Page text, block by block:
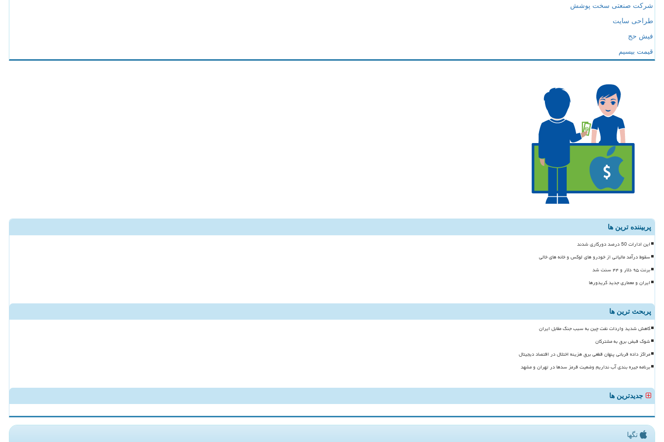
شرکت صنعتی سخت پوشش
طراحی سایت
فیش حج
قیمت بیسیم
پربیننده ترین ها
این ادارات 50 درصد دورکاری شدند
سقوط درآمد مالیاتی از خودرو های لوکس و خانه های خالی
برنت ۹۵ دلار و ۴۴ سنت شد
ایران و معماری جدید کریدورها
پربحث ترین ها
کاهش شدید واردات نفت چین به سبب جنگ مقابل ایران
شوک قبض برق به مشترکان
مراکز داده قربانی پنهان قطعی برق هزینه اختلال در اقتصاد دیجیتال
برنامه جیره بندی آب نداریم وضعیت قرمز سدها در تهران و مشهد
جدیدترین ها
تگها